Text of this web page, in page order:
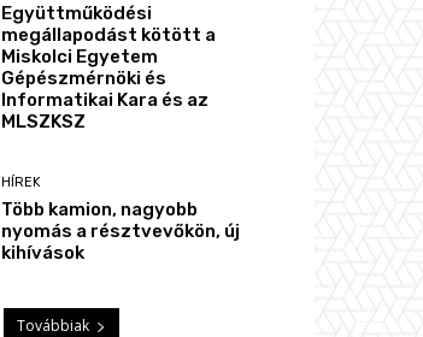
Együttműködési
megállapodást kötött a
Miskolci Egyetem
Gépészmérnöki és
Informatikai Kara és az
MLSZKSZ
HÍREK
Több kamion, nagyobb
nyomás a résztvevőkön, új
kihívások
Továbbiak